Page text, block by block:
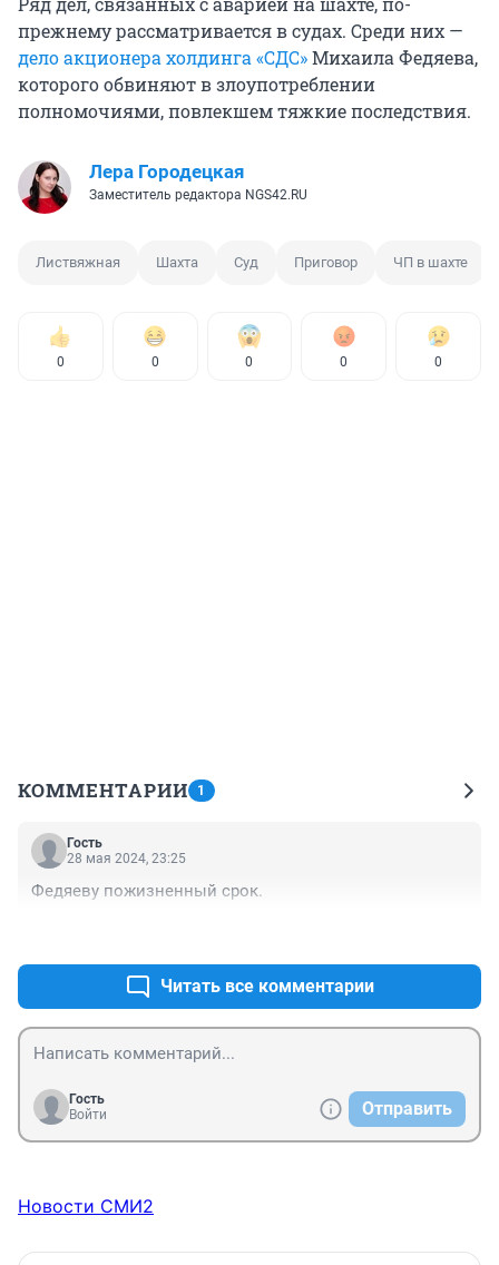
прежнему рассматривается в судах. Среди них —
дело акционера холдинга «СДС»Михаила Федяева,
которого обвиняют в злоупотреблении
полномочиями, повлекшем тяжкие последствия.
Лера Городецкая
Заместитель редактора NGS42.RU
Листвяжная Шахта Суд Приговор ЧП в шахте
0 0 0 0 0
КОММЕНТАРИИ 1
Гость
28 мая 2024, 23:25
Федяеву пожизненный срок.
Читать все комментарии
Гость
Войти
Отправить
Новости СМИ2